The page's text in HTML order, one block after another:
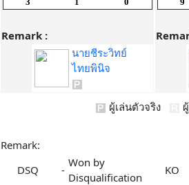
Remark :
นายชีระวิทย์
ไทยพินิจ
ผู้เล่นตัวจริง
Remark:
DSQ
-
Won by
Disqualification
KO